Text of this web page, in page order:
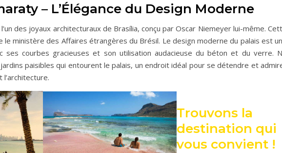
– L’Élégance du Design Moderne
des joyaux architecturaux de Brasília, conçu par Oscar Niemeyer lui-même.
ministère des Affaires étrangères du Brésil. Le design moderne du palais est
ses courbes gracieuses et son utilisation audacieuse du béton et du verre.
paisibles qui entourent le palais, un endroit idéal pour se détendre et
l’architecture.
Trouvons la
destination qui
vous convient !